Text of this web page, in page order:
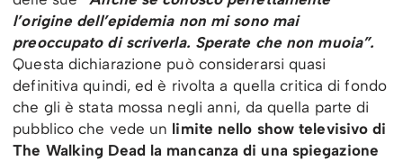
l’origine dell’epidemia non mi sono mai
preoccupato di scriverla. Sperate che non muoia”.
Questa dichiarazione può considerarsi quasi
definitiva quindi, ed è rivolta a quella critica di fondo
che gli è stata mossa negli anni, da quella parte di
pubblico che vede un limite nello show televisivo di
The Walking Dead la mancanza di una spiegazione